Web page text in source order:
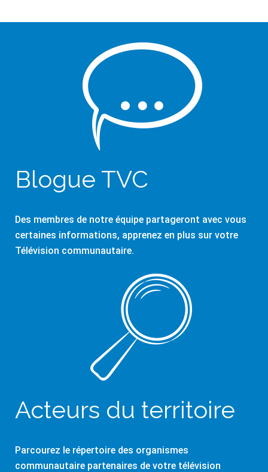
Blogue TVC
Des membres de notre équipe partageront avec vous
certaines informations, apprenez en plus sur votre
Télévision communautaire.
Acteurs du territoire
Parcourez le répertoire des organismes
communautaire partenaires de votre télévision